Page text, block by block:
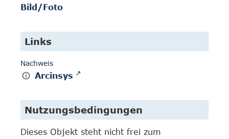
Bild/Foto
Links
Nachweis
Arcinsys
Nutzungsbedingungen
Dieses Objekt steht nicht frei zum